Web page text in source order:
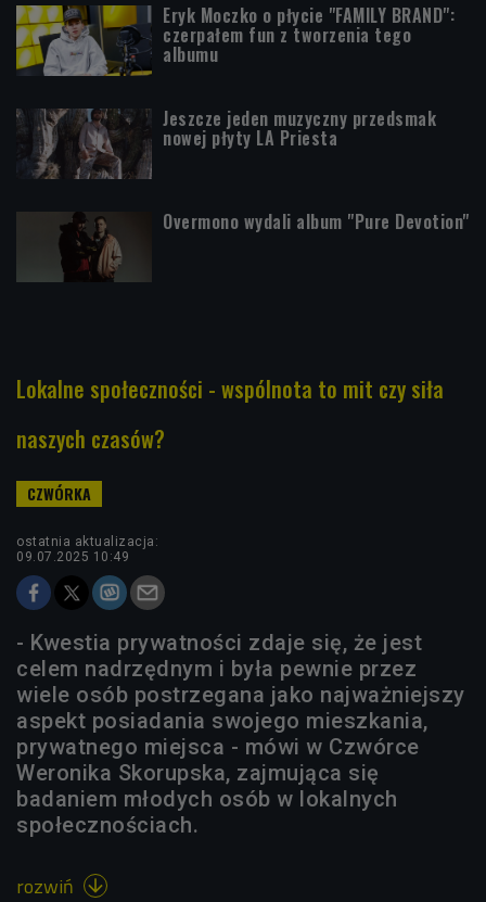
Eryk Moczko o płycie "FAMILY BRAND":
czerpałem fun z tworzenia tego
albumu
Jeszcze jeden muzyczny przedsmak
nowej płyty LA Priesta
Overmono wydali album "Pure Devotion"
Lokalne społeczności - wspólnota to mit czy siła
naszych czasów?
ostatnia aktualizacja:
09.07.2025 10:49
- Kwestia prywatności zdaje się, że jest
celem nadrzędnym i była pewnie przez
wiele osób postrzegana jako najważniejszy
aspekt posiadania swojego mieszkania,
prywatnego miejsca - mówi w Czwórce
Weronika Skorupska, zajmująca się
badaniem młodych osób w lokalnych
społecznościach.
rozwiń 